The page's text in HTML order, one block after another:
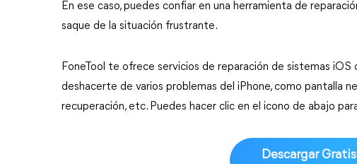
En ese caso, puedes confiar en una herramienta de
saque de la situación frustrante.
FoneTool te ofrece servicios de reparación de sistemas iOS
deshacerte de varios problemas del iPhone, como pantalla
recuperación, etc. Puedes hacer clic en el icono de abajo
Descargar Gratis